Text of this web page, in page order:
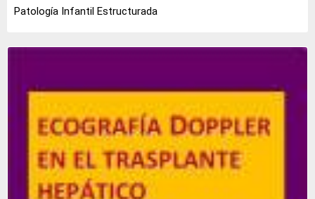
Patología Infantil Estructurada